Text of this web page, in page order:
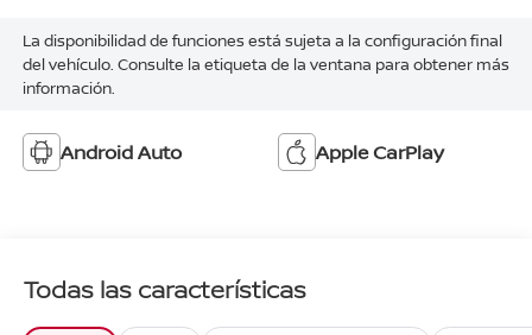
La disponibilidad de funciones está sujeta a la configuración final
del vehículo. Consulte la etiqueta de la ventana para obtener más
información.
Android Auto Apple CarPlay
Todas las características